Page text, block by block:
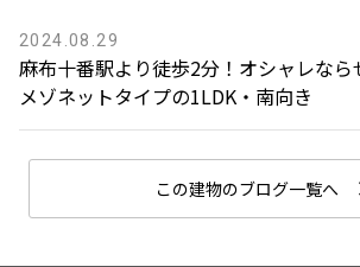
2024.08.29
麻布十番駅より徒歩2分！オシャレな
メゾネットタイプの1LDK・南向き
この建物のブログ一覧へ